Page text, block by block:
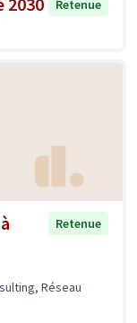
Retenue
Retenue
Réseau